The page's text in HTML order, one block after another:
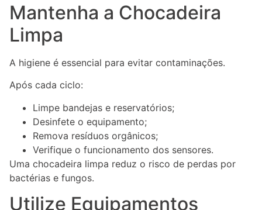
Mantenha a Chocadeira
Limpa
A higiene é essencial para evitar contaminações.
Após cada ciclo:
Limpe bandejas e reservatórios;
Desinfete o equipamento;
Remova resíduos orgânicos;
Verifique o funcionamento dos sensores.
Uma chocadeira limpa reduz o risco de perdas por
bactérias e fungos.
Utilize Equipamentos